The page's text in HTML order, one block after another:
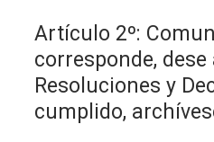
Artículo 2º:
corresponde,
Resoluciones y
cumplido,